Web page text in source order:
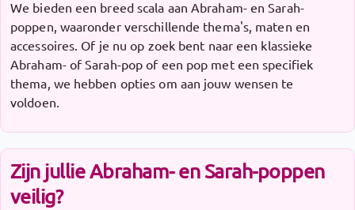
We bieden een breed scala aan Abraham- en Sarah-
poppen, waaronder verschillende thema's, maten en
accessoires. Of je nu op zoek bent naar een klassieke
Abraham- of Sarah-pop of een pop met een specifiek
thema, we hebben opties om aan jouw wensen te
voldoen.
Zijn jullie Abraham- en Sarah-poppen
veilig?